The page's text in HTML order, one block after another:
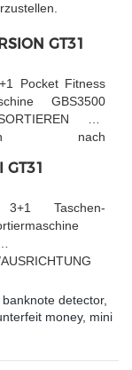
GT31
Pocket Fitness
GBS3500
Sie
nach
GT31
3+1 Taschen-
banknote detector,
money, mini